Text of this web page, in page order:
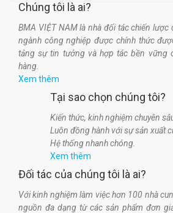
Chúng tôi là ai?
BMA VIỆT NAM là nhà đối tác chiến lược
ngành công nghiệp được chính thức
tảng sự tin tưởng và hợp tác bền vững
hàng.
Xem thêm
Tại sao chọn chúng tôi?
Kiến thức, kinh nghiệm chuyên
Luôn đồng hành với sự sản xuất
Hệ thống nhanh chóng.
Xem thêm
Đối tác của chúng tôi là ai?
Với kinh nghiệm làm việc hơn 100 nhà
nguồn đa dạng từ các sản phẩm đơn